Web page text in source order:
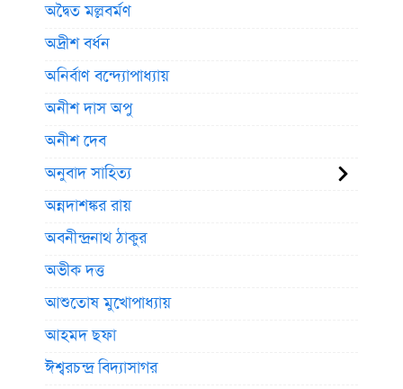
অদ্বৈত মল্লবর্মণ
অদ্রীশ বর্ধন
অনির্বাণ বন্দ্যোপাধ্যায়
অনীশ দাস অপু
অনীশ দেব
অনুবাদ সাহিত্য
অন্নদাশঙ্কর রায়
অবনীন্দ্রনাথ ঠাকুর
অভীক দত্ত
আশুতোষ মুখোপাধ্যায়
আহমদ ছফা
ঈশ্বরচন্দ্র বিদ্যাসাগর